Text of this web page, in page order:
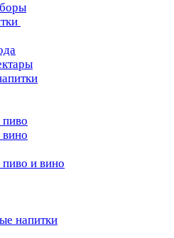
пиво
вино
пиво и вино
напитки